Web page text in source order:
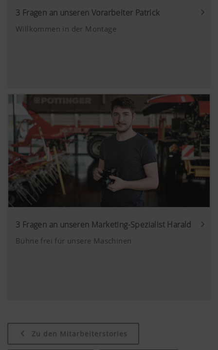
https://support.google.com/youtube/
hl=de https://www.google.de/intl/de/
Wir haben keine Kontrolle über YouTube
3 Fragen an unseren Vorarbeiter Patrick
Willkommen in der Montage
3 Fragen an unseren Marketing-Spezialist Harald
Bühne frei für unsere Maschinen
Zu den Mitarbeiterstories